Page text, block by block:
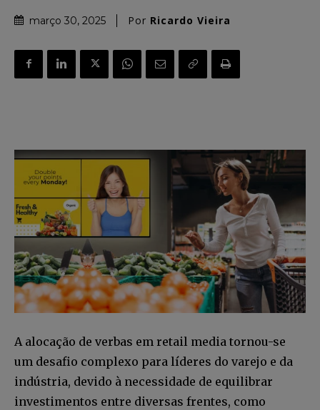
março 30, 2025 Por Ricardo Vieira
A alocação de verbas em retail media tornou-se
um desafio complexo para líderes do varejo e da
indústria, devido à necessidade de equilibrar
investimentos entre diversas frentes, como